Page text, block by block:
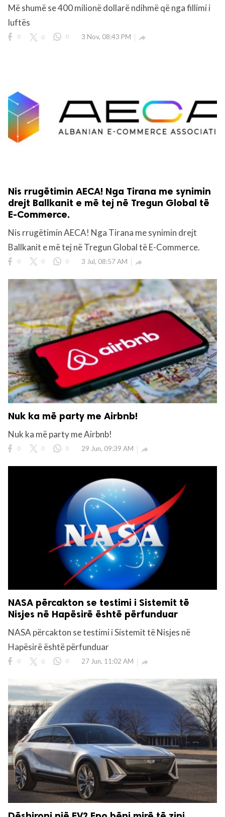
Më shumë se 400 milionë dollarë ndihmë që nga fillimi i
luftës
0 0 0 3 Nov, 08:43 PM 
Nis rrugëtimin AECA! Nga Tirana me synimin
drejt Ballkanit e më tej në Tregun Global të
E-Commerce.
Nis rrugëtimin AECA! Nga Tirana me synimin drejt
Ballkanit e më tej në Tregun Global të E-Commerce.
0 0 0 3 Jul, 08:57 AM 
Nuk ka më party me Airbnb!
Nuk ka më party me Airbnb!
0 0 0 29 Jun, 09:39 AM 
NASA përcakton se testimi i Sistemit të
Nisjes në Hapësirë ​​është përfunduar
NASA përcakton se testimi i Sistemit të Nisjes në
Hapësirë ​​është përfunduar
0 0 0 27 Jun, 11:02 AM 